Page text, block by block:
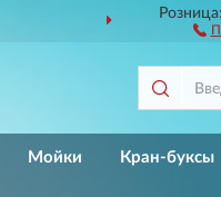
Мойки Кран-буксы